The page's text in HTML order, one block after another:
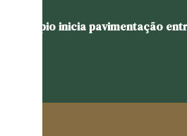
Município inicia pavimentação